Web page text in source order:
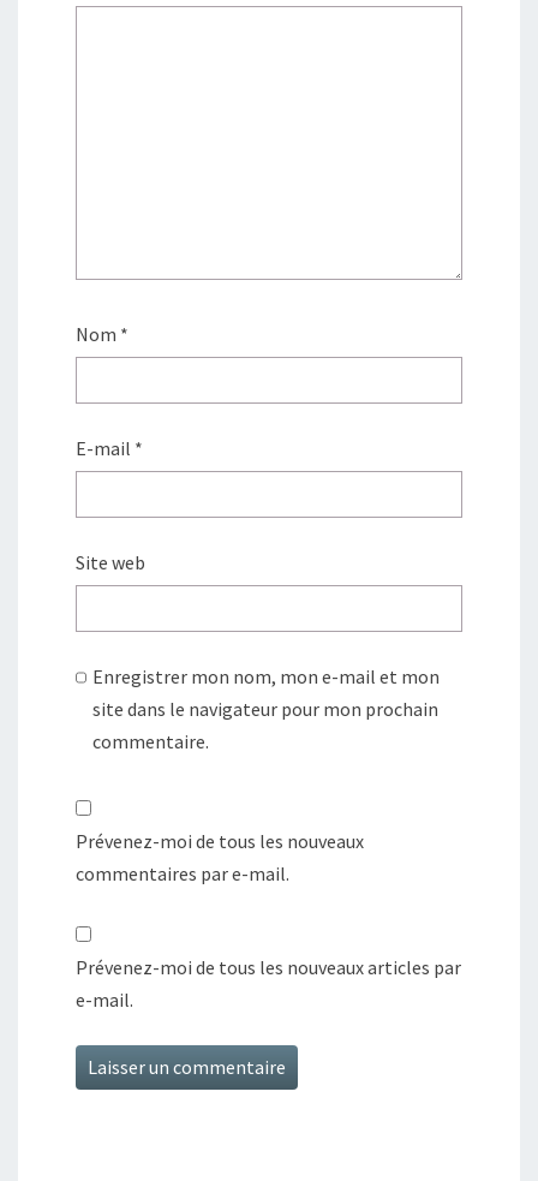
Nom *
E-mail *
Site web
Enregistrer mon nom, mon e-mail et mon
site dans le navigateur pour mon prochain
commentaire.
Prévenez-moi de tous les nouveaux
commentaires par e-mail.
Prévenez-moi de tous les nouveaux articles par
e-mail.